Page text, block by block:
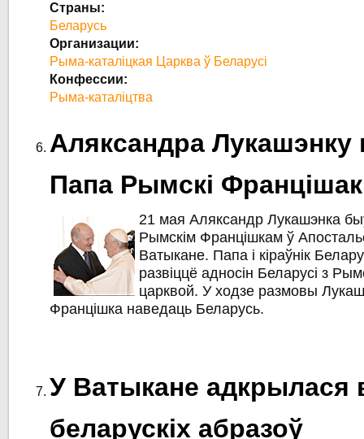
Страны:
Беларусь
Организации:
Рыма-каталіцкая Царква ў Беларусі
Конфессии:
Рыма-каталіцтва
Аляксандра
Папа Рымскі Францішак
21 мая Аляксандр Лукашэнка
Рымскім Францішкам ў
Ватыкане. Папа і кіраўнік
развіццё адносін Беларусі з
царквой. У ходзе размовы
Францішка наведаць Беларусь.
У Ватыкане адкрылася
беларускіх абразоў